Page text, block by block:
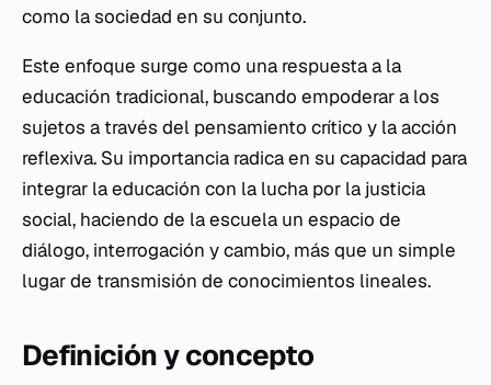
como la sociedad en su conjunto.
Este enfoque surge como una respuesta a la
educación tradicional, buscando empoderar a los
sujetos a través del pensamiento crítico y la acción
reflexiva. Su importancia radica en su capacidad para
integrar la educación con la lucha por la justicia
social, haciendo de la escuela un espacio de
diálogo, interrogación y cambio, más que un simple
lugar de transmisión de conocimientos lineales.
Definición y concepto